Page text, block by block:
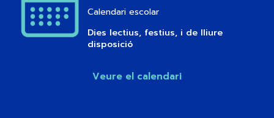
Calendari escolar
Dies lectius, festius, i de lliure
disposició
Veure el calendari